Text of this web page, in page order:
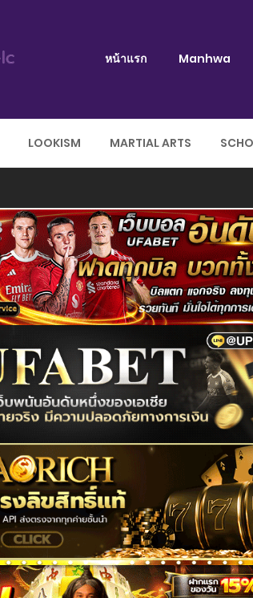
หน้าแรก Manhwa
LOOKISM MARTIAL ARTS